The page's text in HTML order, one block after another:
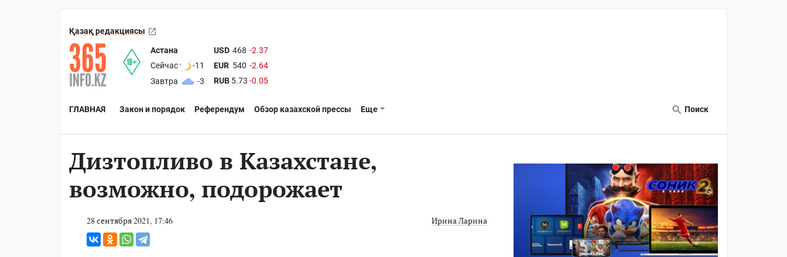
Қазақ редакциясы
Астана
Сейчас
-11
Завтра
-3
USD 468 -2.37
EUR 540 -2.64
RUB 5.73 -0.05
ГЛАВНАЯ Закон и порядок Референдум Обзор казахской прессы Еще Поиск
Дизтопливо в Казахстане,
возможно, подорожает
28 сентября 2021, 17:46 Ирина Ларина